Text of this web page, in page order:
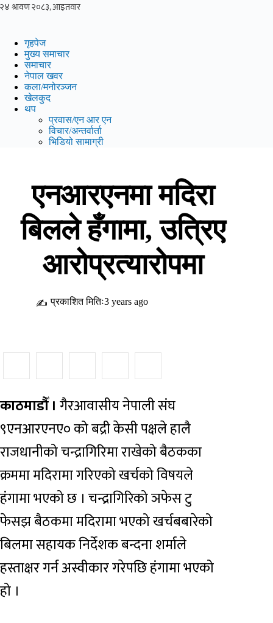
Skip
गृहपेज
मुख्य समाचार
समाचार
नेपाल खवर
कला/मनोरञ्जन
खेलकुद
थप
प्रवास/एन आर एन
विचार/अन्तर्वार्ता
भिडियो सामाग्री
एनआरएनमा मदिरा
बिलले हँगामा, उत्रिए
आरोप्रत्यारोपमा
✍ प्रकाशित मितिः3 years ago
काठमाडौँ । गैरआवासीय नेपाली संघ
९एनआरएनए० को बद्री केसी पक्षले हालै
राजधानीको चन्द्रागिरिमा राखेको बैठकका
क्रममा मदिरामा गरिएको खर्चको विषयले
हंगामा भएको छ । चन्द्रागिरिको ञफेस टु
फेसझ बैठकमा मदिरामा भएको खर्चबबारेको
बिलमा सहायक निर्देशक बन्दना शर्माले
हस्ताक्षर गर्न अस्वीकार गरेपछि हंगामा भएको
हो ।